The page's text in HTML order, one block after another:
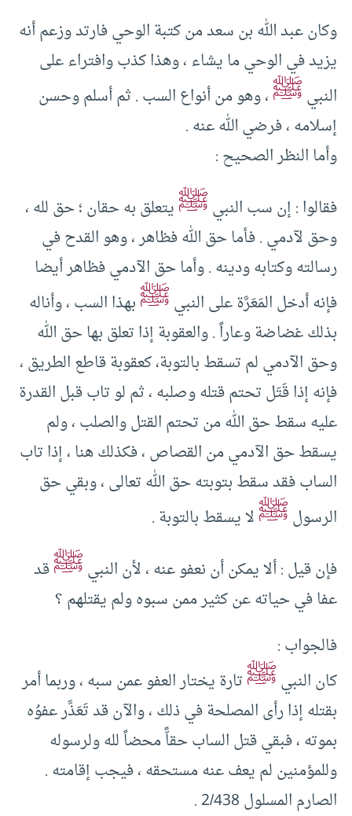
وكان عبد الله بن سعد من كتبة الوحي فارتد وزعم أنه
يزيد في الوحي ما يشاء ، وهذا كذب وافتراء على
النبيﷺ، وهو من أنواع السب . ثم أسلم وحسن
إسلامه ، فرضي الله عنه .
وأما النظر الصحيح :
فقالوا : إن سب النبيﷺيتعلق به حقان ؛ حق لله ،
وحق لآدمي . فأما حق الله فظاهر ، وهو القدح في
رسالته وكتابه ودينه . وأما حق الآدمي فظاهر أيضا
فإنه أدخل المَعَرَّة على النبيﷺبهذا السب ، وأناله
بذلك غضاضة وعاراً . والعقوبة إذا تعلق بها حق الله
وحق الآدمي لم تسقط بالتوبة، كعقوبة قاطع الطريق ،
فإنه إذا قَتَل تحتم قتله وصلبه ، ثم لو تاب قبل القدرة
عليه سقط حق الله من تحتم القتل والصلب ، ولم
يسقط حق الآدمي من القصاص ، فكذلك هنا ، إذا تاب
الساب فقد سقط بتوبته حق الله تعالى ، وبقي حق
الرسولﷺلا يسقط بالتوبة .
فإن قيل : ألا يمكن أن نعفو عنه ، لأن النبيﷺقد
عفا في حياته عن كثير ممن سبوه ولم يقتلهم ؟
فالجواب :
كان النبيﷺتارة يختار العفو عمن سبه ، وربما أمر
بقتله إذا رأى المصلحة في ذلك ، والآن قد تَعَذَّر عفوُه
بموته ، فبقي قتل الساب حقاًّ محضاً لله ولرسوله
وللمؤمنين لم يعف عنه مستحقه ، فيجب إقامته .
الصارم المسلول 2/438 .